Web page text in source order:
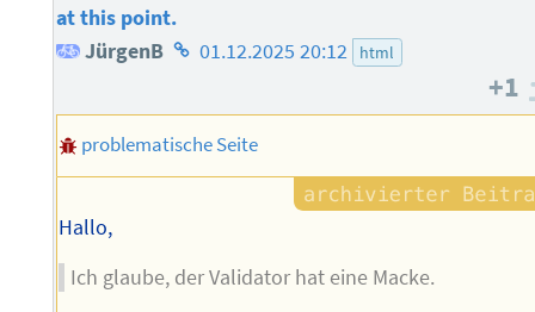
at this point.
JürgenB Homepage
Autors
01.12.2025 20:12 html
+1
problematische Seite
Hallo,
Ich glaube, der Validator hat eine Macke.